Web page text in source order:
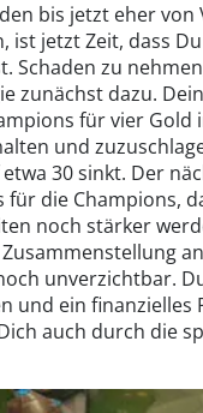
bis jetzt eher von
ist jetzt Zeit, dass Du
Schaden zu
zunächst dazu.
für vier Gold
und
30 sinkt. Der
für die Champions,
noch stärker
unverzichtbar.
und ein finanzielles
auch durch die